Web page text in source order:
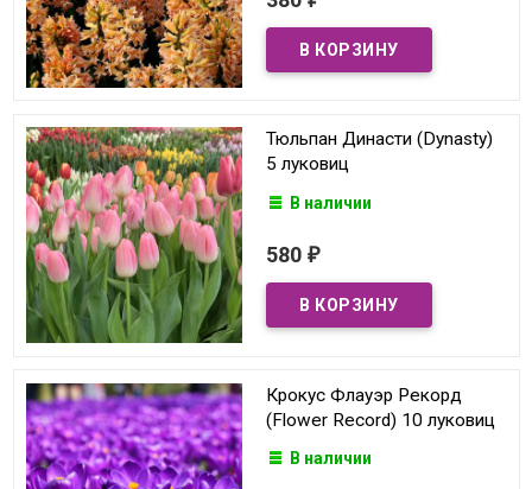
Тюльпан Династи (Dynasty)
5 луковиц
В наличии
580 ₽
Крокус Флауэр Рекорд
(Flower Record) 10 луковиц
В наличии